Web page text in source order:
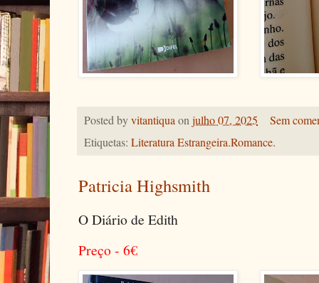
Posted byvitantiquaonjulho 07, 2025
Sem
Etiquetas: Literatura Estrangeira.Romance.
Patricia Highsmith
O Diário de Edith
Preço - 6€